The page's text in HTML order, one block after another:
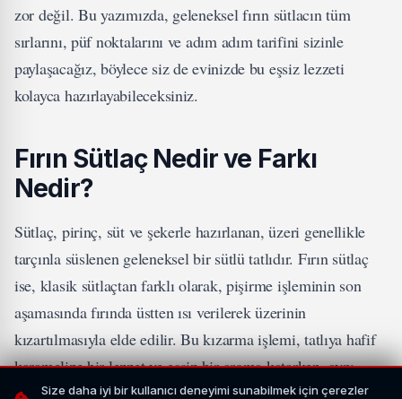
zor değil. Bu yazımızda, geleneksel fırın sütlacın tüm
sırlarını, püf noktalarını ve adım adım tarifini sizinle
paylaşacağız, böylece siz de evinizde bu eşsiz lezzeti
kolayca hazırlayabileceksiniz.
Fırın Sütlaç Nedir ve Farkı
Nedir?
Sütlaç, pirinç, süt ve şekerle hazırlanan, üzeri genellikle
tarçınla süslenen geleneksel bir sütlü tatlıdır. Fırın sütlaç
ise, klasik sütlaçtan farklı olarak, pişirme işleminin son
aşamasında fırında üstten ısı verilerek üzerinin
kızartılmasıyla elde edilir. Bu kızarma işlemi, tatlıya hafif
karamelize bir lezzet ve eşsiz bir aroma katarken, aynı
zamanda görsel olarak da daha çekici hale gelmesini
Size daha iyi bir kullanıcı deneyimi sunabilmek için çerezler